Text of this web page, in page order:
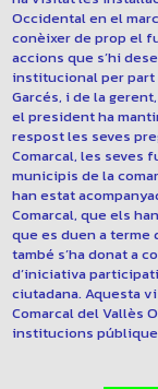
Aquest dilluns, un
ha visitat les
Occidental en el
conèixer de prop el
accions que s’hi
institucional per part
Garcés, i de la
el president ha
respost les seves
Comarcal, les seves
municipis de la
han estat
Comarcal, que els
que es duen a
també s’ha donat a
d’iniciativa
ciutadana. Aquesta
Comarcal del Vallès